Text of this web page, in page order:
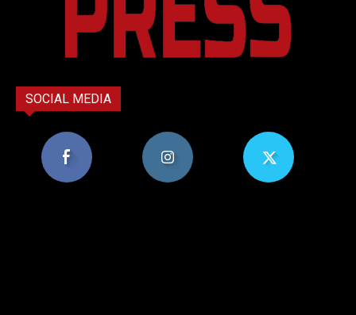
SOCIAL MEDIA